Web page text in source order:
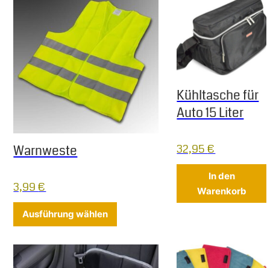
Warnweste
3,99€
Ausführung wählen
Kühltasche für
Auto 15 Liter
32,95€
In den
Warenkorb